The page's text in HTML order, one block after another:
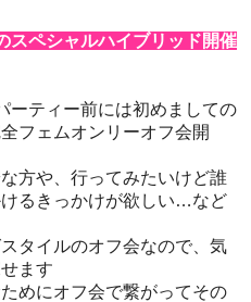
スペシャルハイブリッド開催
ーティー前には初めましての
フェムオンリーオフ会開
方や、行ってみたいけど誰
るきっかけが欲しい…など
タイルのオフ会なので、気
ます
めにオフ会で繋がってその